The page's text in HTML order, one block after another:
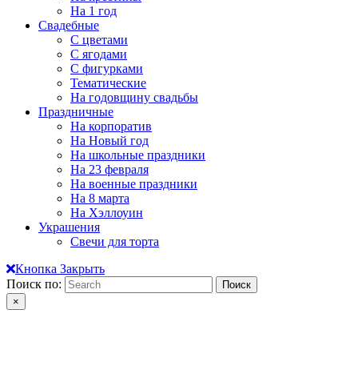
На 1 год
Свадебные
С цветами
С ягодами
С фигурками
Тематические
На годовщину свадьбы
Праздничные
На корпоратив
На Новый год
На школьные праздники
На 23 февраля
На военные праздники
На 8 марта
На Хэллоуин
Украшения
Свечи для торта
Кнопка Закрыть
Поиск по:
×